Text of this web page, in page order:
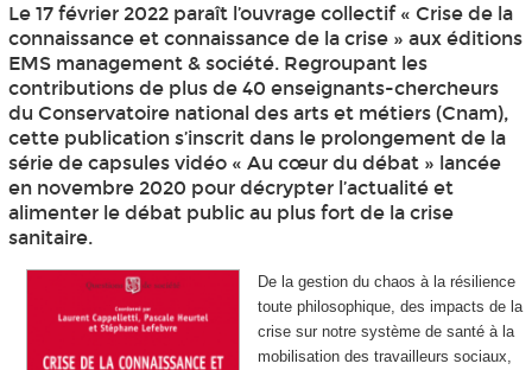
Le 17 février 2022 paraît l’ouvrage collectif « Crise de la
connaissance et connaissance de la crise » aux éditions
EMS management & société. Regroupant les
contributions de plus de 40 enseignants-chercheurs
du Conservatoire national des arts et métiers (Cnam),
cette publication s’inscrit dans le prolongement de la
série de capsules vidéo « Au cœur du débat » lancée
en novembre 2020 pour décrypter l’actualité et
alimenter le débat public au plus fort de la crise
sanitaire.
De la gestion du chaos à la résilience
toute philosophique, des impacts de la
crise sur notre système de santé à la
mobilisation des travailleurs sociaux,